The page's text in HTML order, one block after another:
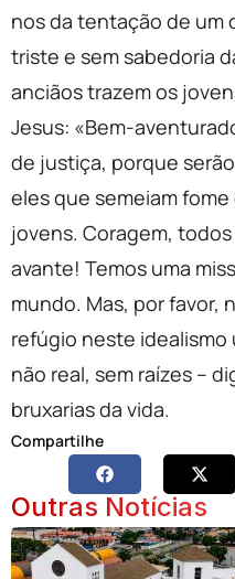
nos da tentação de
triste e sem sabedoria
anciãos trazem os
Jesus: «Bem-
de justiça, porque
eles que semeiam
jovens. Coragem,
avante! Temos uma
mundo. Mas, por favor,
refúgio neste
não real, sem raízes –
bruxarias da vida.
Compartilhe
Outras Notícias